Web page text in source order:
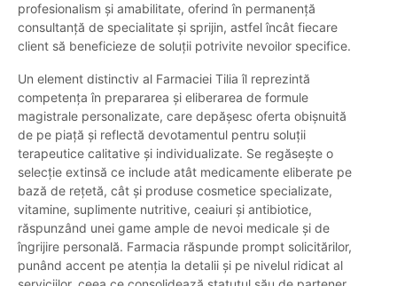
profesionalism și amabilitate, oferind în permanență
consultanță de specialitate și sprijin, astfel încât fiecare
client să beneficieze de soluții potrivite nevoilor specifice.
Un element distinctiv al Farmaciei Tilia îl reprezintă
competența în prepararea și eliberarea de formule
magistrale personalizate, care depășesc oferta obișnuită
de pe piață și reflectă devotamentul pentru soluții
terapeutice calitative și individualizate. Se regăsește o
selecție extinsă ce include atât medicamente eliberate pe
bază de rețetă, cât și produse cosmetice specializate,
vitamine, suplimente nutritive, ceaiuri și antibiotice,
răspunzând unei game ample de nevoi medicale și de
îngrijire personală. Farmacia răspunde prompt solicitărilor,
punând accent pe atenția la detalii și pe nivelul ridicat al